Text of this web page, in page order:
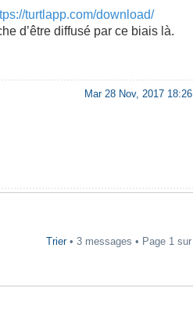
turtlapp.com/download/
d’être diffusé par ce biais là.
Mar 28 Nov, 2017 18:26
Trier• 3 messages • Page 1 sur